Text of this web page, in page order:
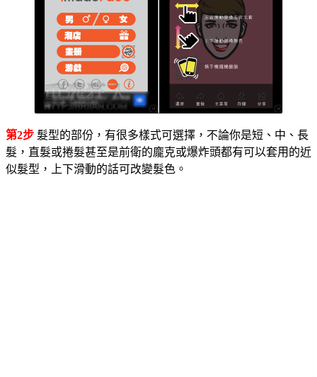
第2步 髮型的部份，有很多樣式可選擇，不論你是短、中、長
髮，直髮或捲髮甚至是前衛的龐克或爆炸頭都有可以套用的近
似髮型，上下滑動的話可改變髮色。